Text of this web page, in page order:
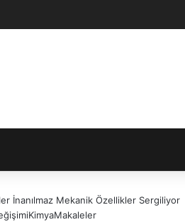
İnanılmaz Mekanik Özellikler Sergiliyor
KimyaMakaleler